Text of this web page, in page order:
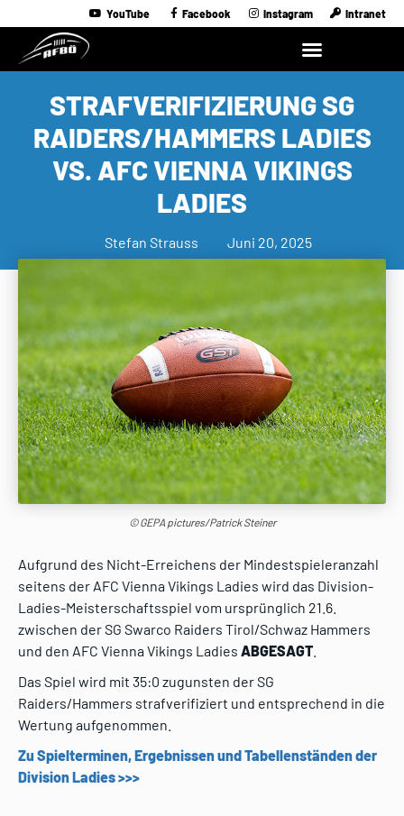
YouTube Facebook Instagram Intranet
STRAFVERIFIZIERUNG SG
RAIDERS/HAMMERS LADIES
VS. AFC VIENNA VIKINGS
LADIES
Stefan Strauss Juni 20, 2025
© GEPA pictures/Patrick Steiner
Aufgrund des Nicht-Erreichens der Mindestspieleranzahl
seitens der AFC Vienna Vikings Ladies wird das Division-
Ladies-Meisterschaftsspiel vom ursprünglich 21.6.
zwischen der SG Swarco Raiders Tirol/Schwaz Hammers
und den AFC Vienna Vikings Ladies ABGESAGT
Das Spiel wird mit 35:0 zugunsten der SG
Raiders/Hammers strafverifiziert und entsprechend in die
Wertung aufgenommen.
Zu Spielterminen, Ergebnissen und Tabellenständen der
Division Ladies >>>